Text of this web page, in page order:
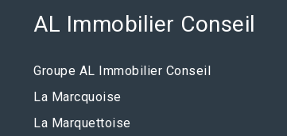
AL Immobilier Conseil
Groupe AL Immobilier Conseil
La Marcquoise
La Marquettoise